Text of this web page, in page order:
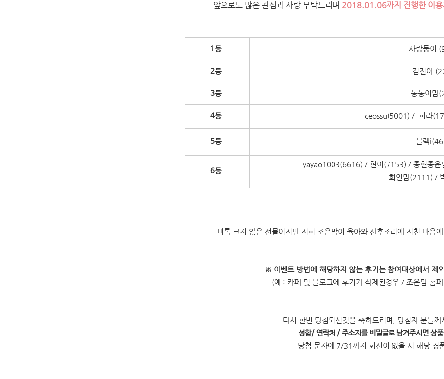
앞으로도 많은 관심과 사랑 부탁드리며 2018.01.06까지 진행한 이용
1등 사랑둥이
2등 김진아
3등 동동이맘
4등 ceossu(5001) / 희라
5등 블랙
6등
yayao1003(6616) / 현이(7153) / 종현종
희연맘(2111) /
비록 크지 않은 선물이지만 저희 조은맘이 육아와 산후조리에 지친 마음
※ 이벤트 방법에 해당하지 않는 후기는 참여대상에서 제
(예 : 카페 및 블로그에 후기가 삭제된경우 / 조은맘 홈
다시 한번 당첨되신것을 축하드리며, 당첨자 분들께
성함/ 연락처 / 주소지를 비밀글로 남겨주시면 상
당첨 문자에 7/31까지 회신이 없을 시 해당 경